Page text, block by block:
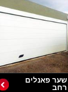
שער פאנלים
רחב